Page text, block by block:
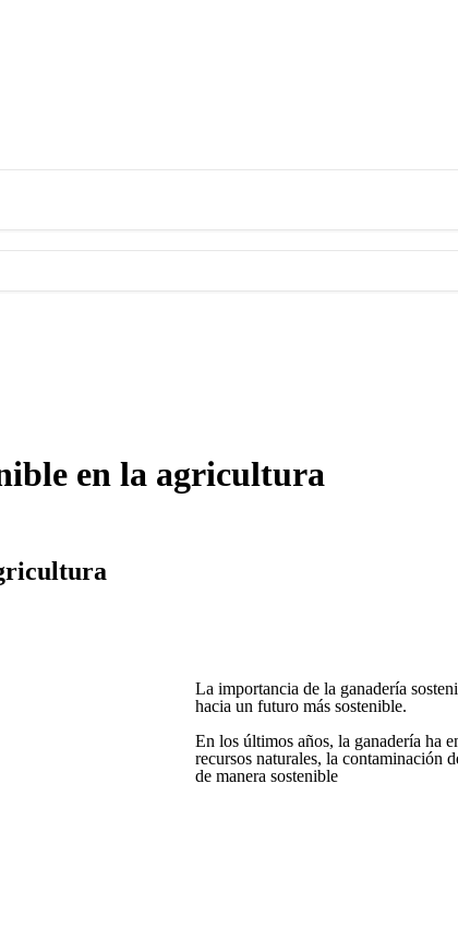
en la agricultura
La importancia de la ganadería
hacia un futuro más sostenible.
En los últimos años, la ganadería ha
recursos naturales, la contaminación
de manera sostenible